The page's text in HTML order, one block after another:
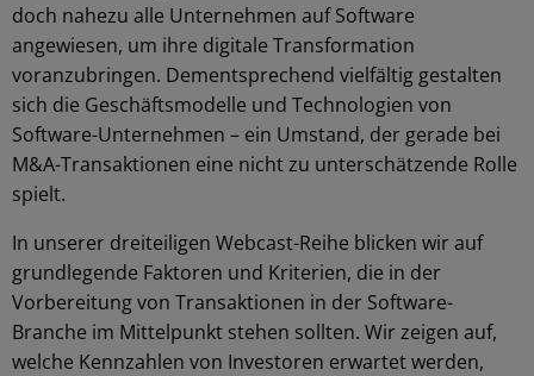
doch nahezu alle Unternehmen auf Software
angewiesen, um ihre digitale Transformation
voranzubringen. Dementsprechend vielfältig gestalten
sich die Geschäftsmodelle und Technologien von
Software-Unternehmen – ein Umstand, der gerade bei
M&A-Transaktionen eine nicht zu unterschätzende Rolle
spielt.
In unserer dreiteiligen Webcast-Reihe blicken wir auf
grundlegende Faktoren und Kriterien, die in der
Vorbereitung von Transaktionen in der Software-
Branche im Mittelpunkt stehen sollten. Wir zeigen auf,
welche Kennzahlen von Investoren erwartet werden,